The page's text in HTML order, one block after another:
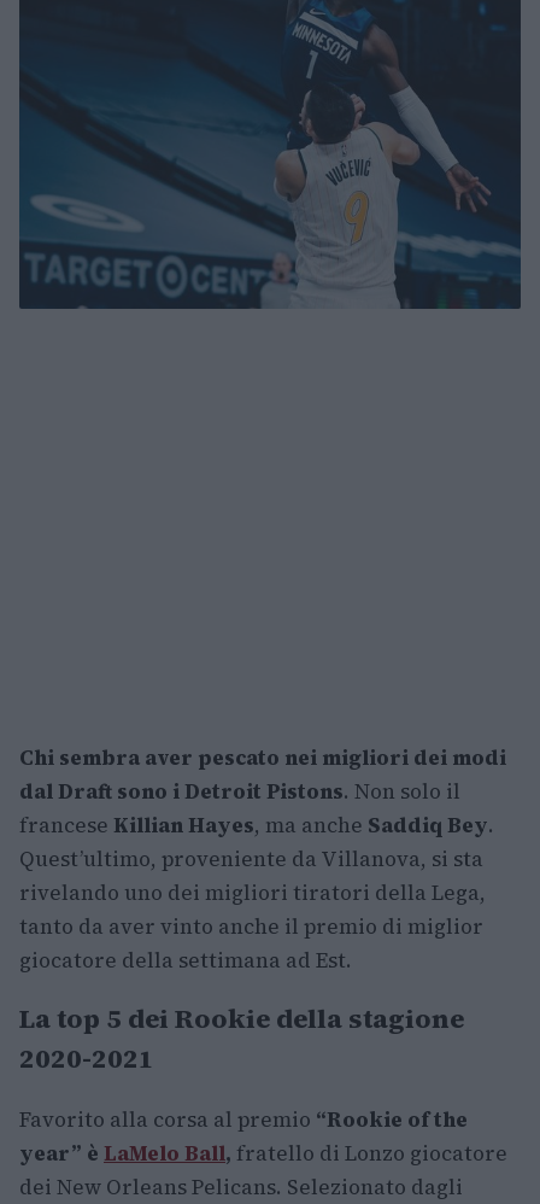
Chi sembra aver pescato nei migliori dei modi
dal Draft sono i Detroit Pistons. Non solo il
francese Killian Hayes, ma anche Saddiq Bey.
Quest’ultimo, proveniente da Villanova, si sta
rivelando uno dei migliori tiratori della Lega,
tanto da aver vinto anche il premio di miglior
giocatore della settimana ad Est.
La top 5 dei Rookie della stagione
2020-2021
Favorito alla corsa al premio “Rookie of the
year” è LaMelo Ball, fratello di Lonzo giocatore
dei New Orleans Pelicans. Selezionato dagli